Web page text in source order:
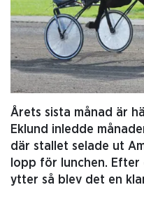
Årets sista månad är
Eklund inledde
där stallet selade ut
lopp för lunchen.
ytter så blev det en